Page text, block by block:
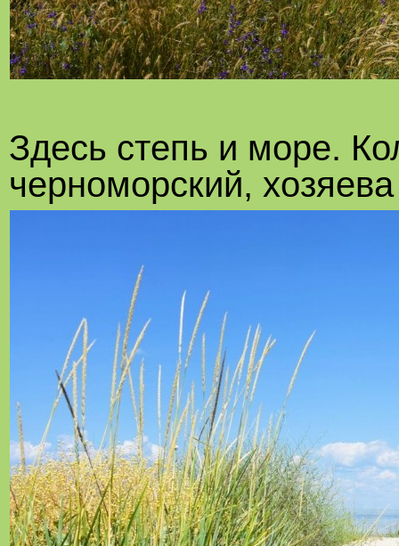
Здесь степь и море.
черноморский,